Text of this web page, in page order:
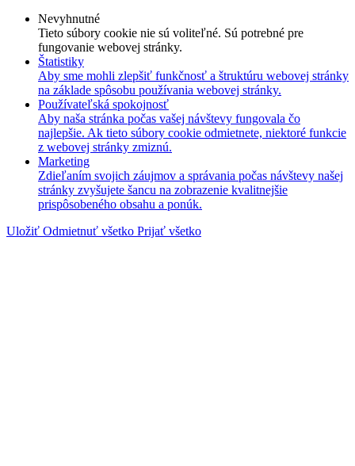
Nevyhnutné
Tieto súbory cookie nie sú voliteľné. Sú potrebné pre
fungovanie webovej stránky.
Štatistiky
Aby sme mohli zlepšiť funkčnosť a štruktúru webovej stránky
na základe spôsobu používania webovej stránky.
Používateľská spokojnosť
Aby naša stránka počas vašej návštevy fungovala čo
najlepšie. Ak tieto súbory cookie odmietnete, niektoré funkcie
z webovej stránky zmiznú.
Marketing
Zdieľaním svojich záujmov a správania počas návštevy našej
stránky zvyšujete šancu na zobrazenie kvalitnejšie
prispôsobeného obsahu a ponúk.
Uložiť Odmietnuť všetko Prijať všetko